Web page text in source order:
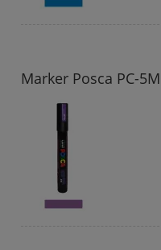
Marker Posca PC-